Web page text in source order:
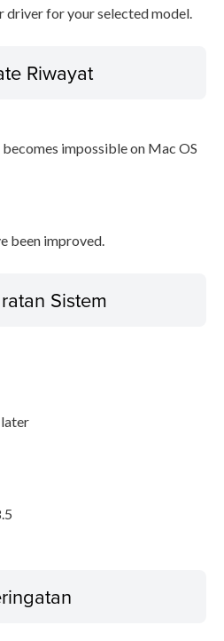
driver for your selected model.
Riwayat
impossible on Mac OS
been improved.
Sistem
later